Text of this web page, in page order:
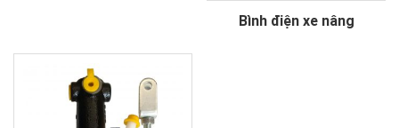
Bình điện xe nâng